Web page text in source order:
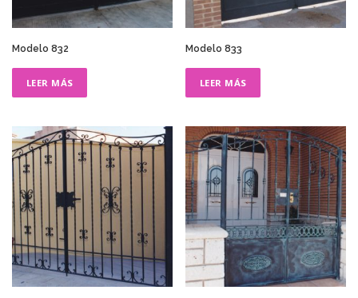
Modelo 832
LEER MÁS
Modelo 833
LEER MÁS